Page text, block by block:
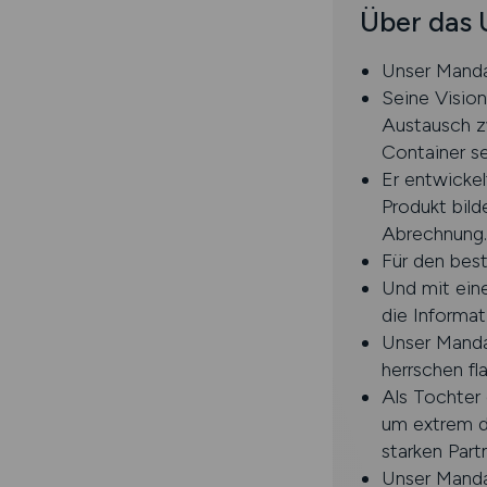
Über das
Unser
Seine
Austausch
Container
Er
Produkt
Abrechnung.
Für den
Und mit
die
Unser
herrschen
Als Tochter
um extrem
starken
Unser